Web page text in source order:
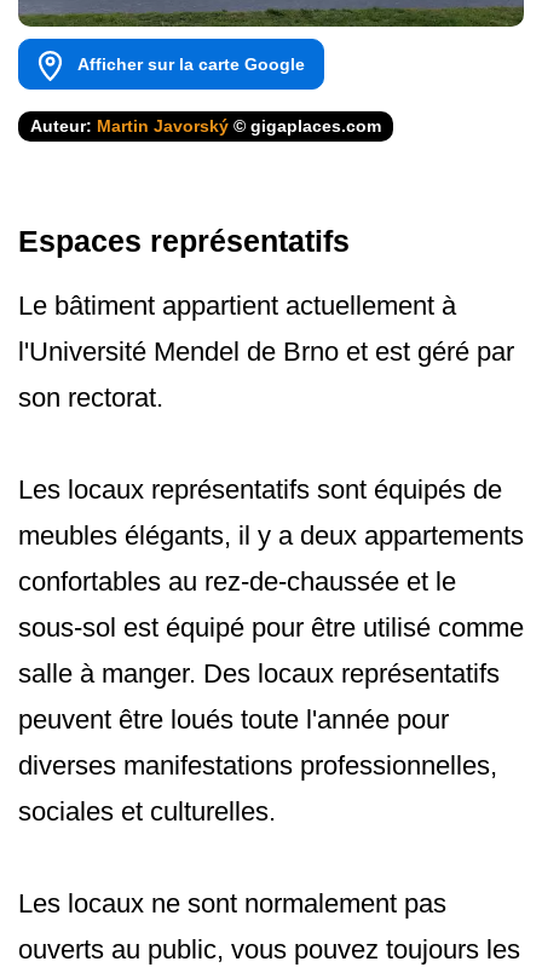
Afficher sur la carte Google
Auteur: Martin Javorský © gigaplaces.com
Espaces représentatifs
Le bâtiment appartient actuellement à
l'Université Mendel de Brno et est géré par
son rectorat.
Les locaux représentatifs sont équipés de
meubles élégants, il y a deux appartements
confortables au rez-de-chaussée et le
sous-sol est équipé pour être utilisé comme
salle à manger. Des locaux représentatifs
peuvent être loués toute l'année pour
diverses manifestations professionnelles,
sociales et culturelles.
Les locaux ne sont normalement pas
ouverts au public, vous pouvez toujours les